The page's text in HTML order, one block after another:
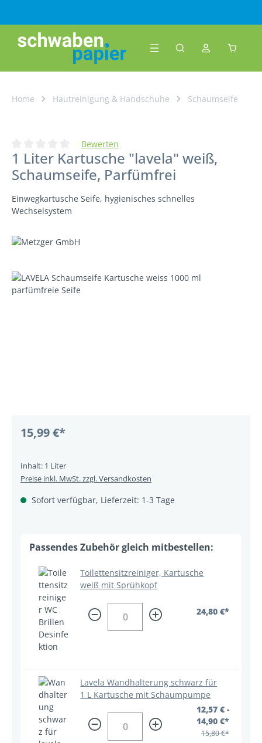
Home Hautreinigung & Handschuhe Schaumseife
Durchschnittliche Bewertung von 0 von 5 Sternen
Bewerten
1 Liter Kartusche "lavela" weiß,
Schaumseife, Parfümfrei
Einwegkartusche Seife, hygienisches schnelles
Wechselsystem
Bildergalerie überspringen
15,99 €*
Inhalt: 1 Liter
Preise inkl. MwSt. zzgl. Versandkosten
Sofort verfügbar, Lieferzeit: 1-3 Tage
Toilettensitzreiniger, Kartusche
weiß mit Sprühkopf
24,80 €*
Lavela Wandhalterung schwarz für
1 L Kartusche mit Schaumpumpe
12,57 € -
14,90 €*
15,80 €*